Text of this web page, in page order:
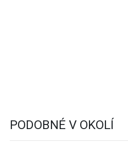
PODOBNÉ V OKOLÍ